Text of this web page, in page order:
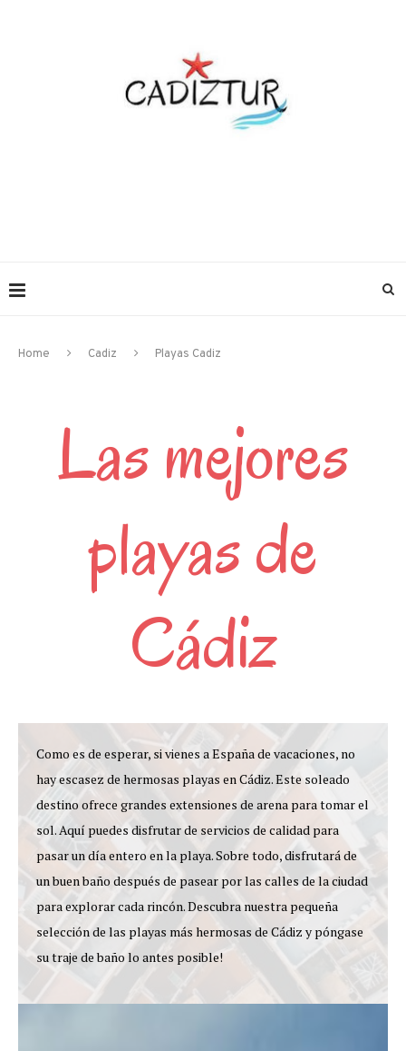
Home Cadiz Playas Cadiz
Las mejores
playas de
Cádiz
Como es de esperar, si vienes a España de vacaciones, no
hay escasez de hermosas playas en Cádiz. Este soleado
destino ofrece grandes extensiones de arena para tomar el
sol. Aquí puedes disfrutar de servicios de calidad para
pasar un día entero en la playa. Sobre todo, disfrutará de
un buen baño después de pasear por las calles de la ciudad
para explorar cada rincón. Descubra nuestra pequeña
selección de las playas más hermosas de Cádiz y póngase
su traje de baño lo antes posible!